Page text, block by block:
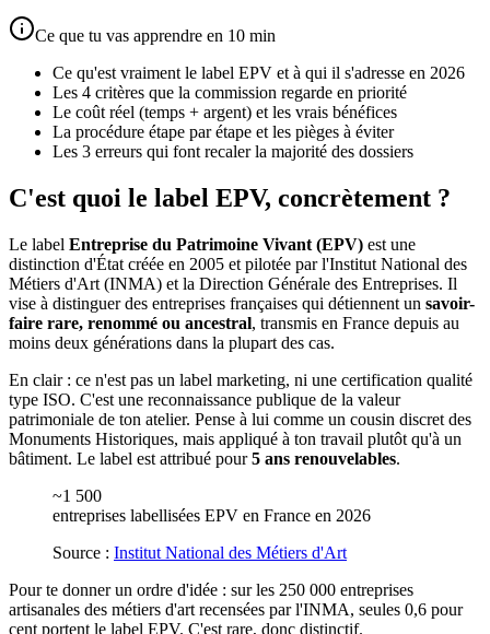
Ce que tu vas apprendre en 10 min
Ce qu'est vraiment le label EPV et à qui il s'adresse en 2026
Les 4 critères que la commission regarde en priorité
Le coût réel (temps + argent) et les vrais bénéfices
La procédure étape par étape et les pièges à éviter
Les 3 erreurs qui font recaler la majorité des dossiers
C'est quoi le label EPV, concrètement ?
Le label Entreprise du Patrimoine Vivant (EPV) est une
distinction d'État créée en 2005 et pilotée par l'Institut National des
Métiers d'Art (INMA) et la Direction Générale des Entreprises. Il
vise à distinguer des entreprises françaises qui détiennent un savoir-
faire rare, renommé ou ancestral, transmis en France depuis au
moins deux générations dans la plupart des cas.
En clair : ce n'est pas un label marketing, ni une certification qualité
type ISO. C'est une reconnaissance publique de la valeur
patrimoniale de ton atelier. Pense à lui comme un cousin discret des
Monuments Historiques, mais appliqué à ton travail plutôt qu'à un
bâtiment. Le label est attribué pour5 ans renouvelables.
~1 500
entreprises labellisées EPV en France en 2026
Source : Institut National des Métiers d'Art
Pour te donner un ordre d'idée : sur les 250 000 entreprises
artisanales des métiers d'art recensées par l'INMA, seules 0,6 pour
cent portent le label EPV. C'est rare, donc distinctif.